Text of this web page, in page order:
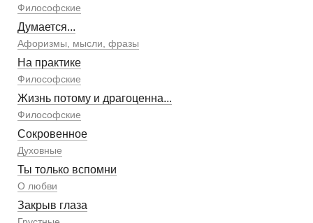
Философские
Думается...
Афоризмы, мысли, фразы
На практике
Философские
Жизнь потому и драгоценна...
Философские
Сокровенное
Духовные
Ты только вспомни
О любви
Закрыв глаза